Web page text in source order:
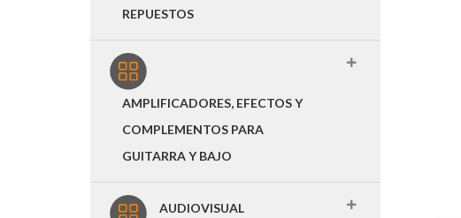
REPUESTOS
AMPLIFICADORES, EFECTOS Y
COMPLEMENTOS PARA
GUITARRA Y BAJO
AUDIOVISUAL